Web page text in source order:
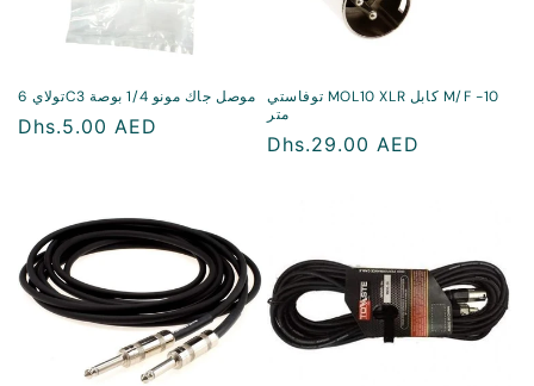
تولاي 6C3 موصل جاك مونو 1/4 بوصة
سعر
Dhs.5.00 AED
توفاستي MOL10 XLR كابل M/F -10
متر
سعر
Dhs.29.00 AED